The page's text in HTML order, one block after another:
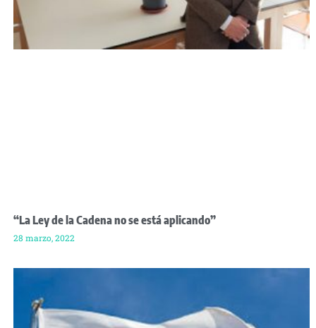
“La Ley de la Cadena no se está aplicando”
28 marzo, 2022